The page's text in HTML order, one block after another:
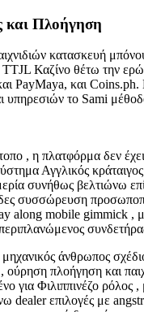
και Πλοήγηση
κατασκευή
Καζίνο θέτω την
PayMaya, και
το Sami
, η πλατφόρμα δεν
Αγγλικός
συνήθως βελτιώνω
συσσώρευση
along mobile gimmick ,
άνθρωπος
ούρηση πλοήγηση και
για Φιλιππινέζο
dealer επιλογές με